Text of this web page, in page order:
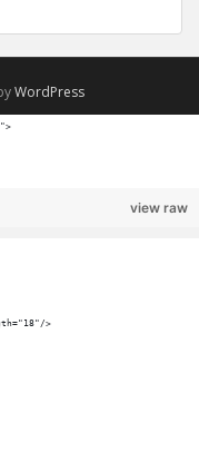
WordPress
view raw
>